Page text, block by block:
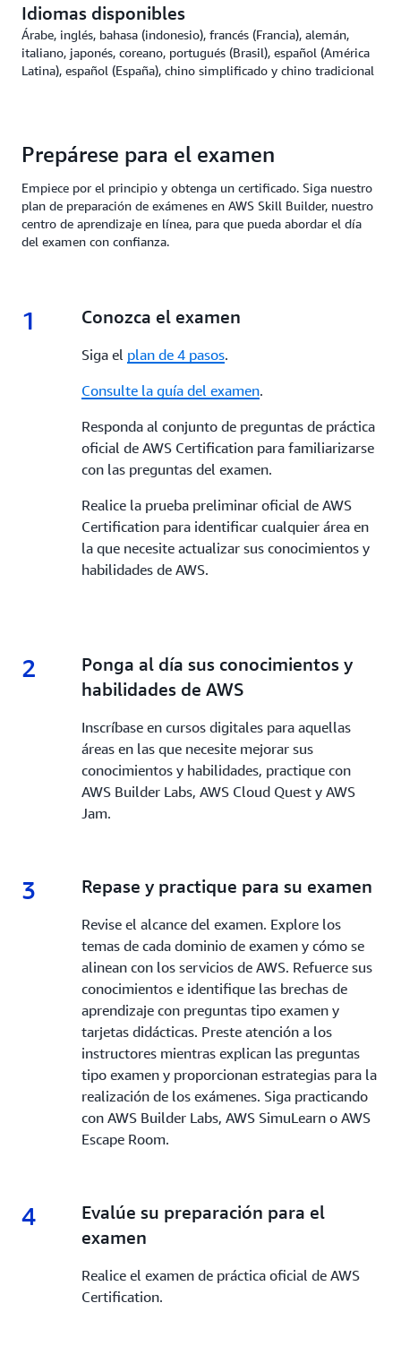
Idiomas disponibles
Árabe, inglés, bahasa (indonesio), francés (Francia), alemán,
italiano, japonés, coreano, portugués (Brasil), español (América
Latina), español (España), chino simplificado y chino tradicional
Prepárese para el examen
Empiece por el principio y obtenga un certificado. Siga nuestro
plan de preparación de exámenes en AWS Skill Builder, nuestro
centro de aprendizaje en línea, para que pueda abordar el día
del examen con confianza.
1 1.
Conozca el examen
Siga el plan de 4 pasos.
Consulte la guía del examen.
Responda al conjunto de preguntas de práctica
oficial de AWS Certification para familiarizarse
con las preguntas del examen.
Realice la prueba preliminar oficial de AWS
Certification para identificar cualquier área en
la que necesite actualizar sus conocimientos y
habilidades de AWS.
2 2.
Ponga al día sus conocimientos y
habilidades de AWS
Inscríbase en cursos digitales para aquellas
áreas en las que necesite mejorar sus
conocimientos y habilidades, practique con
AWS Builder Labs, AWS Cloud Quest y AWS
Jam.
3 3.
Repase y practique para su examen
Revise el alcance del examen. Explore los
temas de cada dominio de examen y cómo se
alinean con los servicios de AWS. Refuerce sus
conocimientos e identifique las brechas de
aprendizaje con preguntas tipo examen y
tarjetas didácticas. Preste atención a los
instructores mientras explican las preguntas
tipo examen y proporcionan estrategias para la
realización de los exámenes. Siga practicando
con AWS Builder Labs, AWS SimuLearn o AWS
Escape Room.
4 4.
Evalúe su preparación para el
examen
Realice el examen de práctica oficial de AWS
Certification.